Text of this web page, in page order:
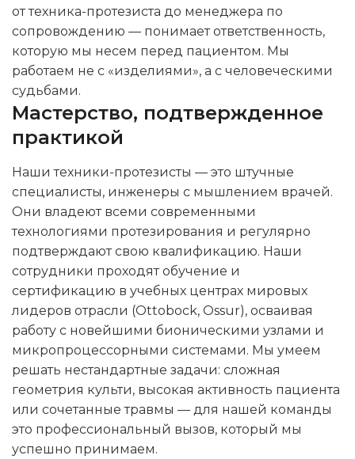
от техника-протезиста до менеджера по
сопровождению — понимает ответственность,
которую мы несем перед пациентом. Мы
работаем не с «изделиями», а с человеческими
судьбами.
Мастерство, подтвержденное
практикой
Наши техники-протезисты — это штучные
специалисты, инженеры с мышлением врачей.
Они владеют всеми современными
технологиями протезирования и регулярно
подтверждают свою квалификацию. Наши
сотрудники проходят обучение и
сертификацию в учебных центрах мировых
лидеров отрасли (Ottobock, Ossur), осваивая
работу с новейшими бионическими узлами и
микропроцессорными системами. Мы умеем
решать нестандартные задачи: сложная
геометрия культи, высокая активность пациента
или сочетанные травмы — для нашей команды
это профессиональный вызов, который мы
успешно принимаем.